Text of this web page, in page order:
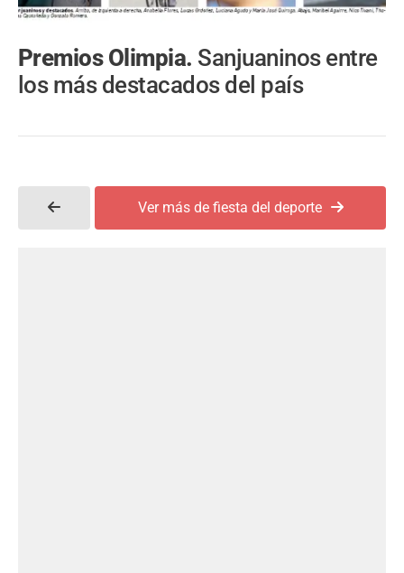
Premios Olimpia. Sanjuaninos entre
los más destacados del país
Ver más de fiesta del deporte